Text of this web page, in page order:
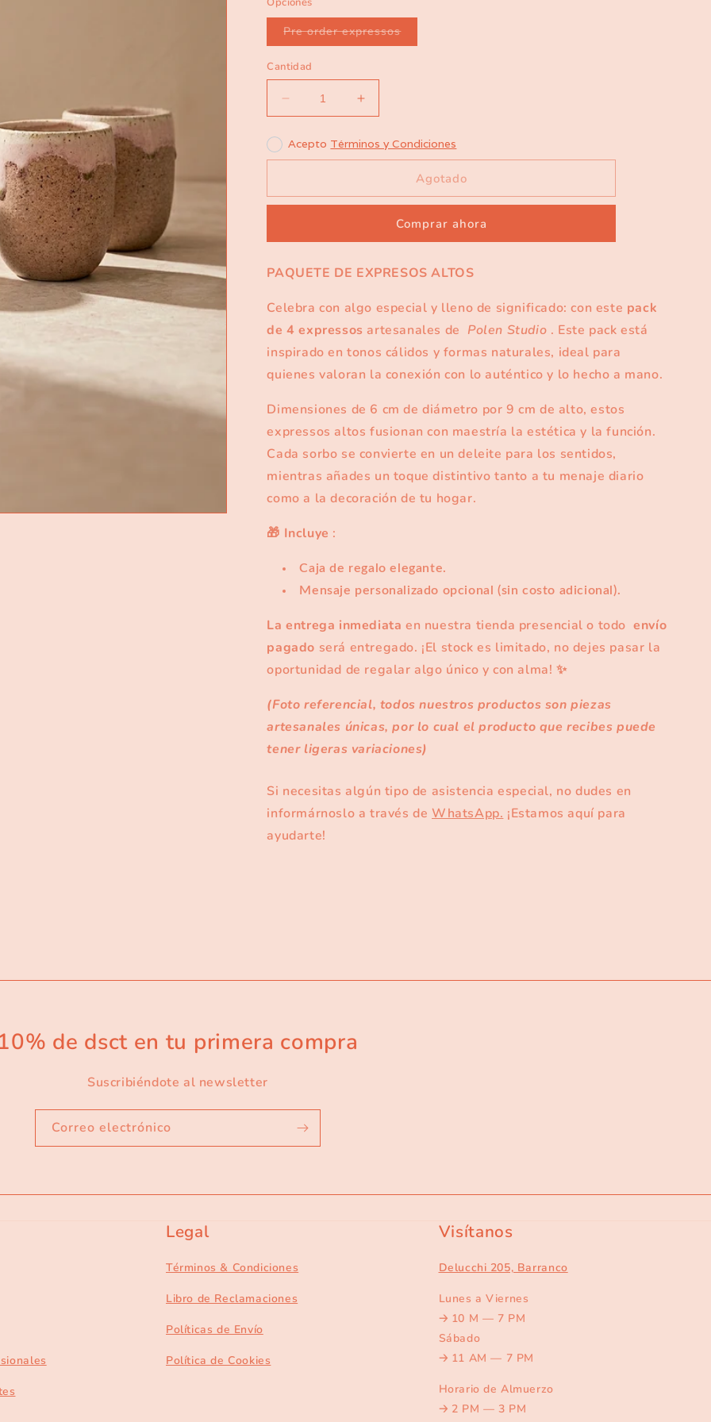
Pre order expressosVariante
Cantidad
Reducir
cantidad
para
Pack
Polen
Aumentar
cantidad
para
Pack
Expressos
Polen
Acepto Términos y Condiciones
Agotado
Comprar ahora
PAQUETE DE EXPRESOS ALTOS
Celebra con algo especial y lleno de significado: con este pack
de 4 expressos artesanales de Polen Studio . Este pack está
inspirado en tonos cálidos y formas naturales, ideal para
quienes valoran la conexión con lo auténtico y lo hecho a mano.
Dimensiones de 6 cm de diámetro por 9 cm de alto, estos
expressos altos fusionan con maestría la estética y la función.
Cada sorbo se convierte en un deleite para los sentidos,
mientras añades un toque distintivo tanto a tu menaje diario
como a la decoración de tu hogar.
🎁 Incluye :
Caja de regalo elegante.
Mensaje personalizado opcional (sin costo adicional).
La entrega inmediata en nuestra tienda presencial o todoenvío
pagado será entregado. ¡El stock es limitado, no dejes pasar la
oportunidad de regalar algo único y con alma! ✨️
(Foto referencial, todos nuestros productos son piezas
artesanales únicas, por lo cual el producto que recibes puede
tener ligeras variaciones)
Si necesitas algún tipo de asistencia especial, no dudes en
informárnoslo a través de WhatsApp. ¡Estamos aquí para
ayudarte!
10% de dsct en tu primera compra
Suscribiéndote al newsletter
Correo electrónico
Legal
Términos & Condiciones
Libro de Reclamaciones
Políticas de Envío
Política de Cookies
Visítanos
Delucchi 205, Barranco
Lunes a Viernes
🡢 10 M — 7 PM
Sábado
🡢 11 AM — 7 PM
Horario de Almuerzo
🡢 2 PM — 3 PM